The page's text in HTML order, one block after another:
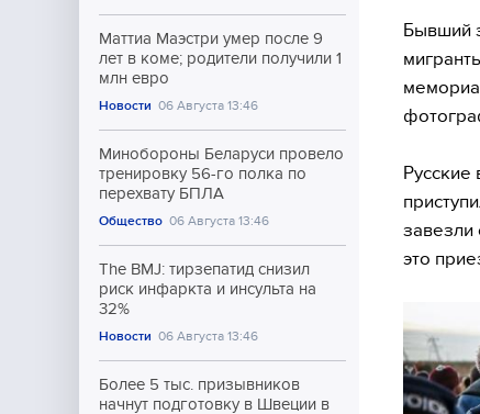
Маттиа Маэстри умер после 9
лет в коме; родители получили 1
млн евро
Новости 06 Августа 13:46
Минобороны Беларуси провело
тренировку 56-го полка по
перехвату БПЛА
Общество 06 Августа 13:46
The BMJ: тирзепатид снизил
риск инфаркта и инсульта на
32%
Новости 06 Августа 13:46
Более 5 тыс. призывников
начнут подготовку в Швеции в
Бывший
завезли
это